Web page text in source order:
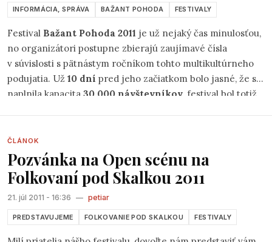
show.
INFORMÁCIA, SPRÁVA BAŽANT POHODA FESTIVALY
Festival Bažant Pohoda 2011 je už nejaký čas minulosťou,
no organizátori postupne zbierajú zaujímavé čísla
v súvislosti s pätnástym ročníkom tohto multikultúrneho
podujatia. Už 10 dní pred jeho začiatkom bolo jasné, že sa
naplnila kapacita 30 000 návštevníkov , festival bol totiž
festival vstup zdarma. Deti v tomto veku sa však musia
registrovať pri vstupe do festivalového areálu, kde dostali
špeciálnu pásku s telefónnym kontaktom na jeho rodiča
alebo zákonného zástupcu, ktorého tak mohli organizátori
v prípade potreby kontaktovať.
ČLÁNOK
Pozvánka na Open scénu na
Folkovaní pod Skalkou 2011
21. júl 2011 - 16:36 — petiar
PREDSTAVUJEME FOLKOVANIE POD SKALKOU FESTIVALY